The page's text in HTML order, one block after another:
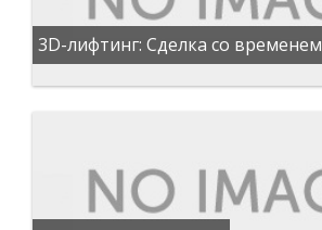
3D-лифтинг: Сделка со временем